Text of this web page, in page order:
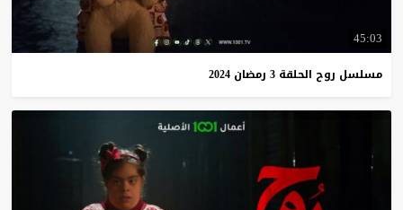
45:03
مسلسل روح الحلقة 3 رمضان 2024